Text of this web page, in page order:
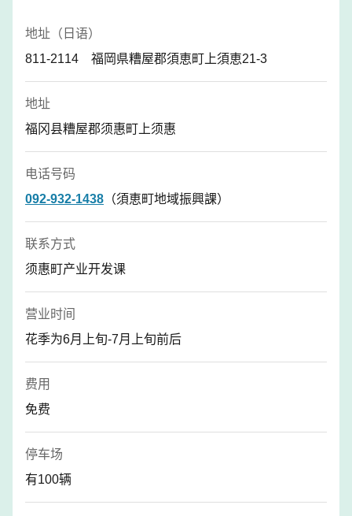
地址（日语）
811-2114 福岡県糟屋郡須恵町上須恵21-3
地址
福冈县糟屋郡须惠町上须惠
电话号码
092-932-1438 （須恵町地域振興課）
联系方式
须惠町产业开发课
营业时间
花季为6月上旬-7月上旬前后
费用
免费
停车场
有100辆